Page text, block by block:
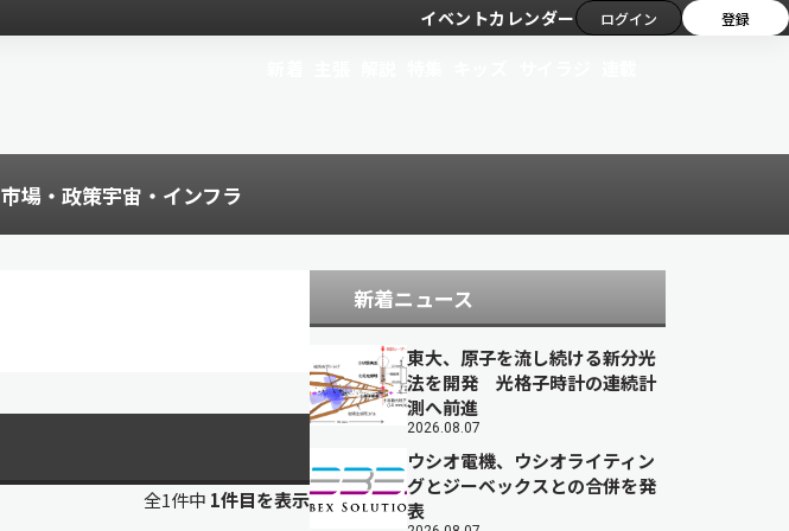
イベントカレンダー ログイン 登録
市場・政策宇宙・インフラ
全1件中 1件目を表示
新着ニュース
東大、原子を流し続ける新分光
法を開発 光格子時計の連続計
測へ前進
2026.08.07
ウシオ電機、ウシオライティン
グとジーベックスとの合併を発
表